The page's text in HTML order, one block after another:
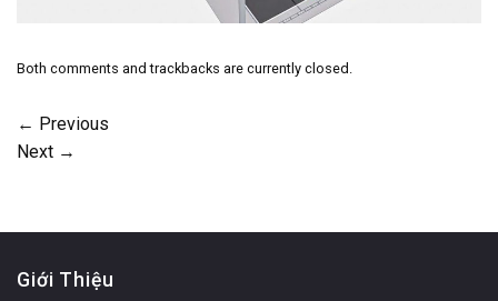
Both comments and trackbacks are currently closed.
← Previous
Next →
Giới Thiệu